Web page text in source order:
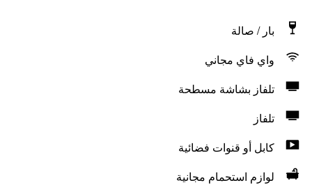
بار / صالة
واي فاي مجاني
تلفاز بشاشة مسطحة
تلفاز
كابل أو قنوات فضائية
لوازم استحمام مجانية